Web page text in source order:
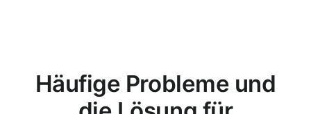
Häufige Probleme und